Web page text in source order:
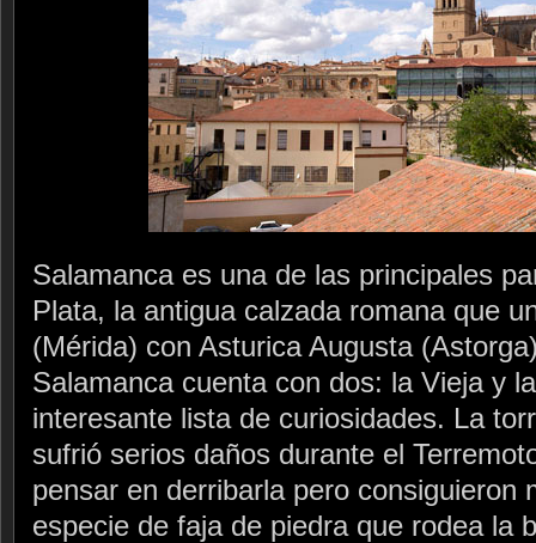
Salamanca es una de las principales
Plata, la antigua calzada romana que
(Mérida) con Asturica Augusta
Salamanca cuenta con dos: la Vieja y
interesante lista de curiosidades. La
sufrió serios daños durante el
pensar en derribarla pero consiguieron
especie de faja de piedra que rodea la